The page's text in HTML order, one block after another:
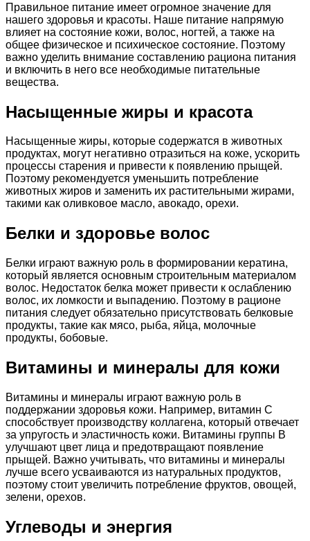
Правильное питание имеет огромное значение для
нашего здоровья и красоты. Наше питание напрямую
влияет на состояние кожи, волос, ногтей, а также на
общее физическое и психическое состояние. Поэтому
важно уделить внимание составлению рациона питания
и включить в него все необходимые питательные
вещества.
Насыщенные жиры и красота
Насыщенные жиры, которые содержатся в животных
продуктах, могут негативно отразиться на коже, ускорить
процессы старения и привести к появлению прыщей.
Поэтому рекомендуется уменьшить потребление
животных жиров и заменить их растительными жирами,
такими как оливковое масло, авокадо, орехи.
Белки и здоровье волос
Белки играют важную роль в формировании кератина,
который является основным строительным материалом
волос. Недостаток белка может привести к ослаблению
волос, их ломкости и выпадению. Поэтому в рационе
питания следует обязательно присутствовать белковые
продукты, такие как мясо, рыба, яйца, молочные
продукты, бобовые.
Витамины и минералы для кожи
Витамины и минералы играют важную роль в
поддержании здоровья кожи. Например, витамин С
способствует производству коллагена, который отвечает
за упругость и эластичность кожи. Витамины группы В
улучшают цвет лица и предотвращают появление
прыщей. Важно учитывать, что витамины и минералы
лучше всего усваиваются из натуральных продуктов,
поэтому стоит увеличить потребление фруктов, овощей,
зелени, орехов.
Углеводы и энергия